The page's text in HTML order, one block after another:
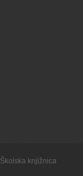
Školska knjižnica